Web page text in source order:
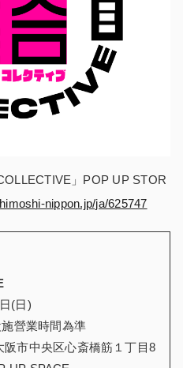
」POP UP STOR
nippon.jp/ja/625747
(日)
營業時間為準
市中央区心斎橋筋１丁目8